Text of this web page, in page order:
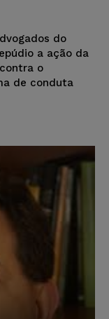
do
a ação da
o
de conduta